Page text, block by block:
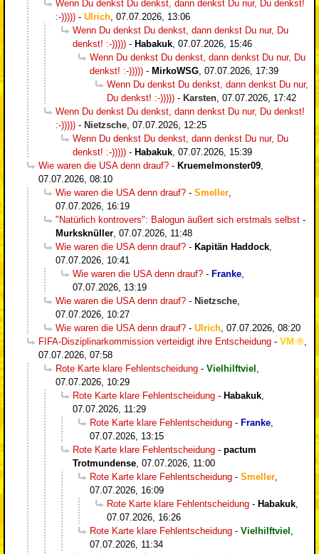
Wenn Du denkst Du denkst, dann denkst Du nur, Du denkst!
:-))))) - Ulrich 07.07.2026, 13:06
Wenn Du denkst Du denkst, dann denkst Du nur, Du
denkst! :-))))) - Habakuk 07.07.2026, 15:46
Wenn Du denkst Du denkst, dann denkst Du nur, Du
denkst! :-))))) - MirkoWSG 07.07.2026, 17:39
Wenn Du denkst Du denkst, dann denkst Du nur,
Du denkst! :-))))) - Karsten 07.07.2026, 17:42
Wenn Du denkst Du denkst, dann denkst Du nur, Du denkst!
:-))))) - Nietzsche 07.07.2026, 12:25
Wenn Du denkst Du denkst, dann denkst Du nur, Du
denkst! :-))))) - Habakuk 07.07.2026, 15:39
Wie waren die USA denn drauf? - Kruemelmonster09
07.07.2026, 08:10
Wie waren die USA denn drauf? - Smeller
07.07.2026, 16:19
"Natürlich kontrovers": Balogun äußert sich erstmals selbst -
Murksknüller 07.07.2026, 11:48
Wie waren die USA denn drauf? - Kapitän Haddock
07.07.2026, 10:41
Wie waren die USA denn drauf? - Franke
07.07.2026, 13:19
Wie waren die USA denn drauf? - Nietzsche
07.07.2026, 10:27
Wie waren die USA denn drauf? - Ulrich 07.07.2026, 08:20
FIFA-Disziplinarkommission verteidigt ihre Entscheidung - VM
07.07.2026, 07:58
Rote Karte klare Fehlentscheidung - Vielhilftviel
07.07.2026, 10:29
Rote Karte klare Fehlentscheidung - Habakuk
07.07.2026, 11:29
Rote Karte klare Fehlentscheidung - Franke
07.07.2026, 13:15
Rote Karte klare Fehlentscheidung - pactum
Trotmundense 07.07.2026, 11:00
Rote Karte klare Fehlentscheidung - Smeller
07.07.2026, 16:09
Rote Karte klare Fehlentscheidung - Habakuk
07.07.2026, 16:26
Rote Karte klare Fehlentscheidung - Vielhilftviel
07.07.2026, 11:34